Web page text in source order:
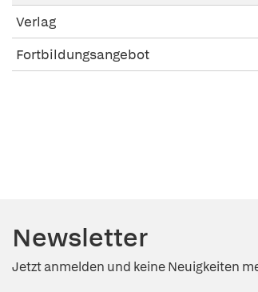
Verlag
Fortbildungsangebot
Newsletter
Jetzt anmelden und keine Neuigkeiten